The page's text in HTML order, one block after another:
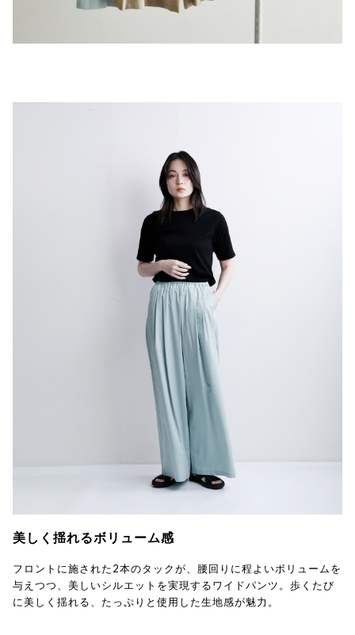
美しく揺れるボリューム感
フロントに施された2本のタックが、腰回りに程よいボリュームを
与えつつ、美しいシルエットを実現するワイドパンツ。歩くたび
に美しく揺れる、たっぷりと使用した生地感が魅力。